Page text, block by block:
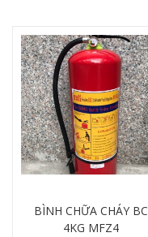
BÌNH CHỮA CHÁY BC
4KG MFZ4